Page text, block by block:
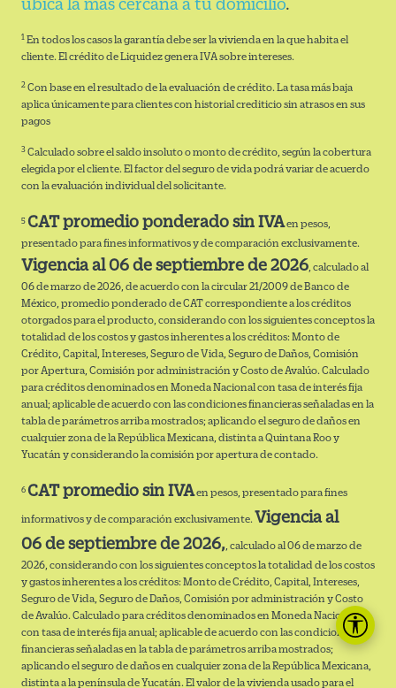
ubica la más cercana a tu domicilio.
1 En todos los casos la garantía debe ser la vivienda en la que habita el
cliente. El crédito de Liquidez genera IVA sobre intereses.
2 Con base en el resultado de la evaluación de crédito. La tasa más baja
aplica únicamente para clientes con historial crediticio sin atrasos en sus
pagos
3 Calculado sobre el saldo insoluto o monto de crédito, según la cobertura
elegida por el cliente. El factor del seguro de vida podrá variar de acuerdo
con la evaluación individual del solicitante.
5 CAT promedio ponderado sin IVAen pesos,
presentado para fines informativos y de comparación exclusivamente.
Vigencia al 06 de septiembre de 2026 , calculado al
06 de marzo de 2026, de acuerdo con la circular 21/2009 de Banco de
México, promedio ponderado de CAT correspondiente a los créditos
otorgados para el producto, considerando con los siguientes conceptos la
totalidad de los costos y gastos inherentes a los créditos: Monto de
Crédito, Capital, Intereses, Seguro de Vida, Seguro de Daños, Comisión
por Apertura, Comisión por administración y Costo de Avalúo. Calculado
para créditos denominados en Moneda Nacional con tasa de interés fija
anual; aplicable de acuerdo con las condiciones financieras señaladas en la
tabla de parámetros arriba mostrados; aplicando el seguro de daños en
cualquier zona de la República Mexicana, distinta a Quintana Roo y
Yucatán y considerando la comisión por apertura de contado.
6 CAT promedio sin IVAen pesos, presentado para fines
informativos y de comparación exclusivamente. Vigencia al
06 de septiembre de 2026, , calculado al 06 de marzo de
2026, considerando con los siguientes conceptos la totalidad de los costos
y gastos inherentes a los créditos: Monto de Crédito, Capital, Intereses,
Seguro de Vida, Seguro de Daños, Comisión por administración y Costo
de Avalúo. Calculado para créditos denominados en Moneda Nacional
con tasa de interés fija anual; aplicable de acuerdo con las condiciones
financieras señaladas en la tabla de parámetros arriba mostrados;
aplicando el seguro de daños en cualquier zona de la República Mexicana,
distinta a la península de Yucatán. El valor de la vivienda usado para el